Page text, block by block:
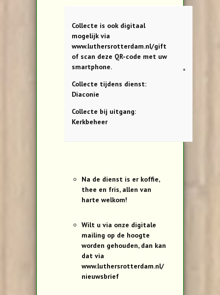
Collecte is ook digitaal
mogelijk via
www.luthersrotterdam.nl/gift
of scan deze QR-code met uw
smartphone.
Collecte tijdens dienst:
Diaconie
Collecte bij uitgang:
Kerkbeheer
Na de dienst is er koffie,
thee en fris, allen van
harte welkom!
Wilt u via onze digitale
mailing op de hoogte
worden gehouden, dan kan
dat via
www.luthersrotterdam.nl/
nieuwsbrief